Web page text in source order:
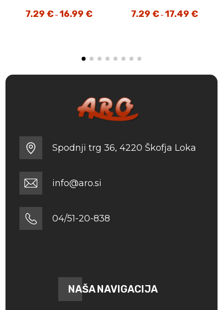
7.29€ – 16.99€Cenovni
razpon:
7.29€ – 17.49€Cenovni
razpon:
Spodnji trg 36, 4220 Škofja Loka
info@aro.si
04/51-20-838
NAŠA NAVIGACIJA